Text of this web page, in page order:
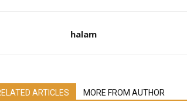
halam
ARTICLES MORE FROM AUTHOR